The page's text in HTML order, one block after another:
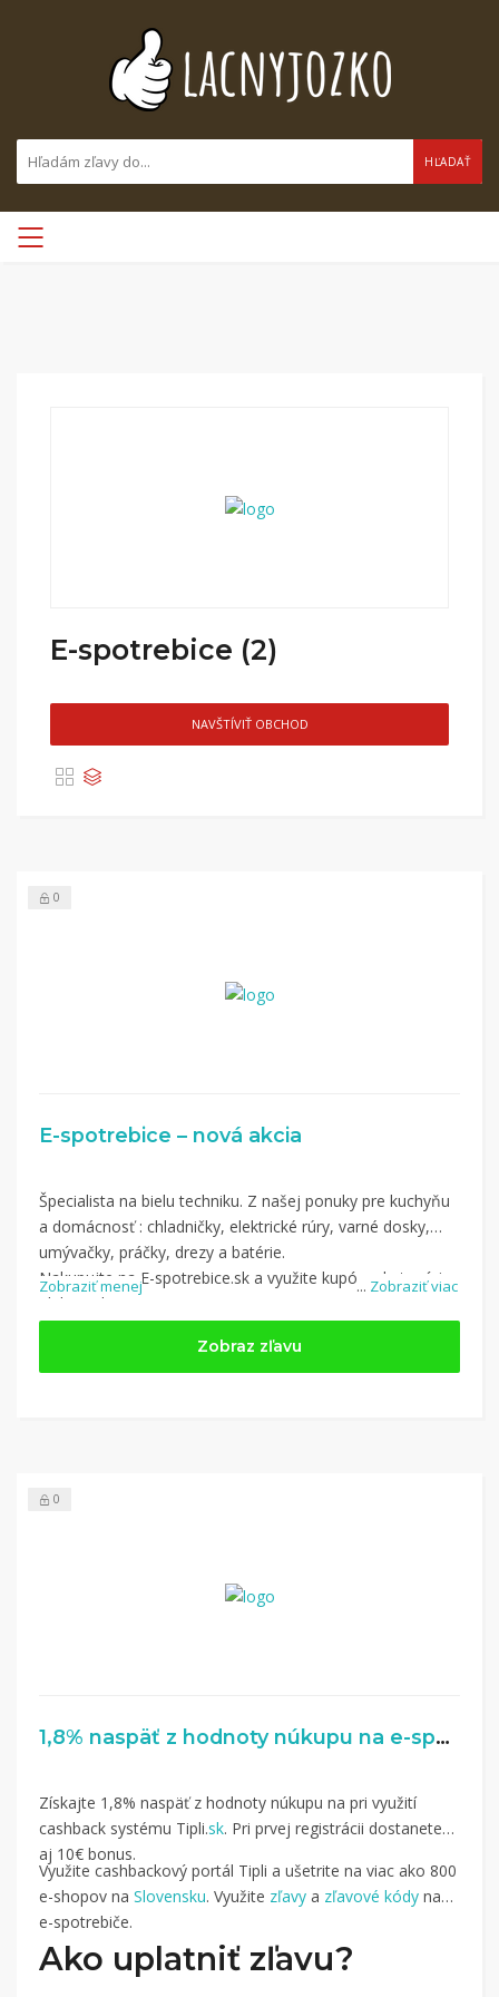
HĽADAŤ
E-spotrebice (2)
NAVŠTÍVIŤ OBCHOD
0
E-spotrebice – nová akcia
... Zobraziť viac
Špecialista na bielu techniku. Z našej ponuky pre kuchyňu
a domácnosť : chladničky, elektrické rúry, varné dosky,
umývačky, práčky, drezy a batérie.
Nakupujte na E-spotrebice.sk a využite kupón z kategórie:
Elektronika
Zobraziť menej
Zobraz zľavu
0
1,8% naspäť z hodnoty núkupu na e-spotrebice.sk
Získajte 1,8% naspäť z hodnoty núkupu na pri využití
cashback systému Tipli.sk. Pri prvej registrácii dostanete
aj 10€ bonus.
Využite cashbackový portál Tipli a ušetrite na viac ako 800
e-shopov na Slovensku. Využite zľavy a zľavové kódy na
e-spotrebiče.
Ako uplatniť zľavu?